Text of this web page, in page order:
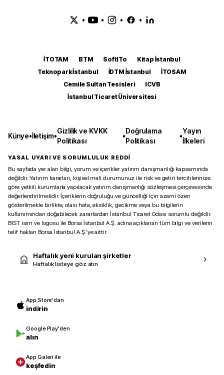
• • • •
İTOTAM BTM SoftITo
Kitap İstanbul
Teknopark İstanbul
İDTM İstanbul
İTOSAM
Cemile Sultan Tesisleri
ICVB
İstanbul Ticaret Üniversitesi
Künye•İletişim•
Gizlilik ve KVKK
Politikası
•
Doğrulama
Politikası
•
Yayın
İlkeleri
YASAL UYARI VE SORUMLULUK REDDİ
Bu sayfada yer alan bilgi, yorum ve içerikler yatırım danışmanlığı kapsamında
değildir. Yatırım kararları, kişisel mali durumunuz ile risk ve getiri tercihlerinize
göre yetkili kurumlarla yapılacak yatırım danışmanlığı sözleşmesi çerçevesinde
değerlendirilmelidir. İçeriklerin doğruluğu ve güncelliği için azami özen
gösterilmekle birlikte, olası hata, eksiklik, gecikme veya bu bilgilerin
kullanımından doğabilecek zararlardan İstanbul Ticaret Odası sorumlu değildir.
BIST isim ve logosu ile Borsa İstanbul A.Ş. adına açıklanan tüm bilgi ve verilerin
telif hakları Borsa İstanbul A.Ş.’ye aittir.
Haftalık yeni kurulan şirketler
Haftalık listeye göz atın
App Store'dan
indirin
Google Play'den
alın
App Galeri ile
keşfedin